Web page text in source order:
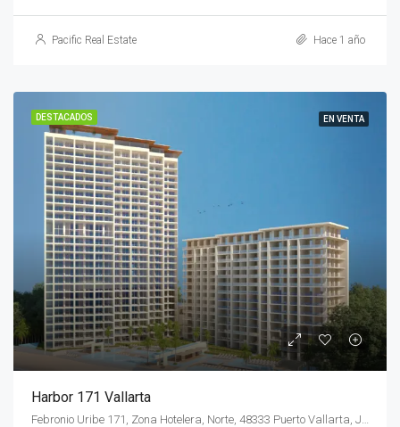
Pacific Real Estate Hace 1 año
DESTACADOS EN VENTA
Harbor 171 Vallarta
Febronio Uribe 171, Zona Hotelera, Norte, 48333 Puerto Vallarta, Jal., México